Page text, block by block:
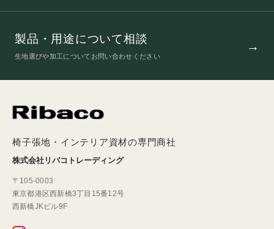
製品・用途について相談
生地選びや加工についてお問い合わせください
椅子張地・インテリア資材の専門商社
株式会社リバコトレーディング
〒105-0003
東京都港区西新橋3丁目15番12号
西新橋JKビル9F